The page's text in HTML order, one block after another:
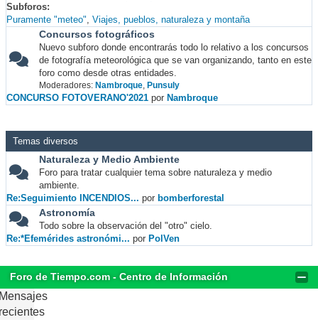
Subforos
Puramente "meteo" Viajes, pueblos, naturaleza y montaña
Concursos fotográficos
Nuevo subforo donde encontrarás todo lo relativo a los concursos
de fotografía meteorológica que se van organizando, tanto en este
foro como desde otras entidades.
Moderadores: Nambroque, Punsuly
CONCURSO FOTOVERANO'2021 por Nambroque
Temas diversos
Naturaleza y Medio Ambiente
Foro para tratar cualquier tema sobre naturaleza y medio
ambiente.
Re:Seguimiento INCENDIOS... por bomberforestal
Astronomía
Todo sobre la observación del "otro" cielo.
Re:*Efemérides astronómi... por PolVen
Foro de Tiempo.com - Centro de Información